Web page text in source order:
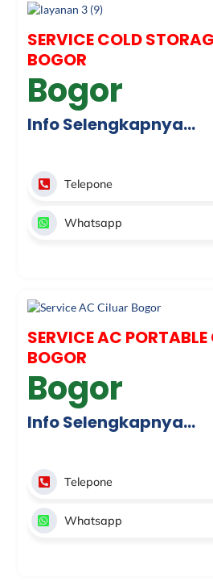
SERVICE COLD
BOGOR
Bogor
Info Selengkapnya…
Telepone
Whatsapp
SERVICE AC
BOGOR
Bogor
Info Selengkapnya…
Telepone
Whatsapp